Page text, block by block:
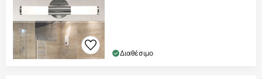
Διαθέσιμο